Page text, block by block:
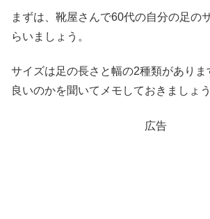
まずは、靴屋さんで60代の自分の足の
らいましょう。
サイズは足の長さと幅の2種類があり
良いのかを聞いてメモしておきましょう
広告